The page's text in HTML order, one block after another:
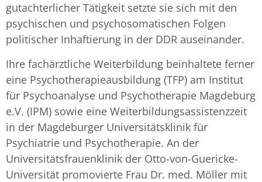
gutachterlicher Tätigkeit setzte sie sich mit den
psychischen und psychosomatischen Folgen
politischer Inhaftierung in der DDR auseinander.
Ihre fachärztliche Weiterbildung beinhaltete ferner
eine Psychotherapieausbildung (TFP) am Institut
für Psychoanalyse und Psychotherapie Magdeburg
e.V. (IPM) sowie eine Weiterbildungsassistenzzeit
in der Magdeburger Universitätsklinik für
Psychiatrie und Psychotherapie. An der
Universitätsfrauenklinik der Otto-von-Guericke-
Universität promovierte Frau Dr. med. Möller mit